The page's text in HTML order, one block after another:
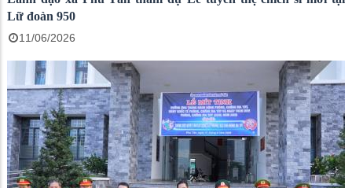
Lữ đoàn 950
11/06/2026